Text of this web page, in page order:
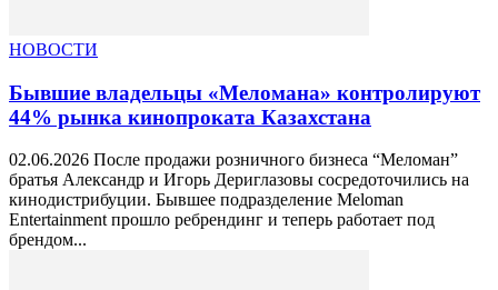
НОВОСТИ
Бывшие владельцы «Меломана» контролируют
44% рынка кинопроката Казахстана
02.06.2026 После продажи розничного бизнеса “Меломан”
братья Александр и Игорь Дериглазовы сосредоточились на
кинодистрибуции. Бывшее подразделение Meloman
Entertainment прошло ребрендинг и теперь работает под
брендом...